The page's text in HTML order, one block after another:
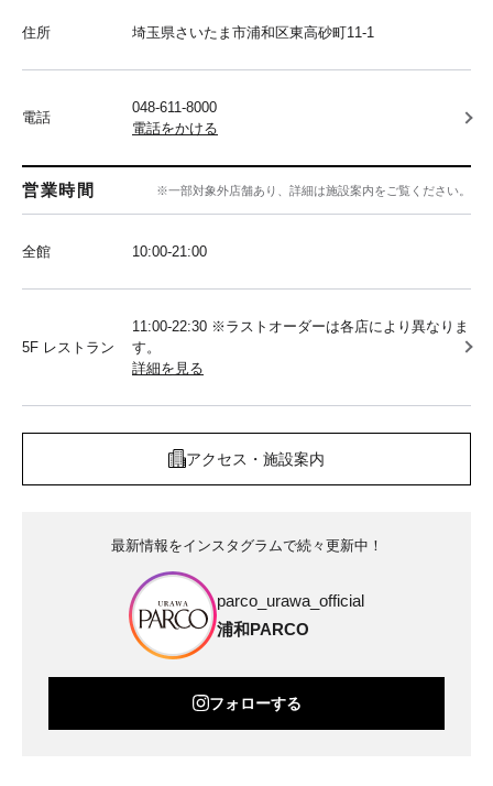
住所 埼玉県さいたま市浦和区東高砂町11-1
電話
048-611-8000
電話をかける
営業時間 ※一部対象外店舗あり、詳細は施設案内をご覧ください。
全館 10:00‐21:00
5F レストラン
11:00-22:30 ※ラストオーダーは各店により異なりま
す。
詳細を見る
アクセス・施設案内
最新情報をインスタグラムで続々更新中！
parco_urawa_official
浦和PARCO
フォローする